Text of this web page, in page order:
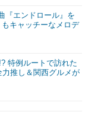
『エンドロール』を
キャッチーなメロデ
特例ルートで訪れた
力推し＆関西グルメが